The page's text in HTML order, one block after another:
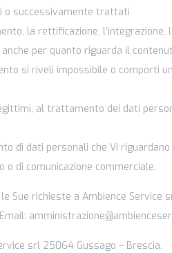
o successivamente trattati
la rettificazione,
per quanto riguarda il
si riveli impossibile o comporti
al trattamento dei dati
di dati personali che Vi
di comunicazione commerciale.
Sue richieste a Ambience Service
srl 25064 Gussago – Brescia.